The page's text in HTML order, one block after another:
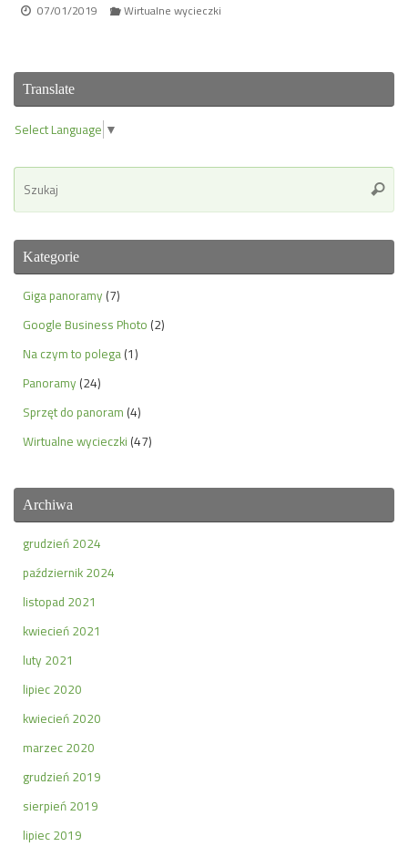
07/01/2019 Wirtualne wycieczki
Translate
Select Language ▼
Kategorie
Giga panoramy (7)
Google Business Photo (2)
Na czym to polega (1)
Panoramy (24)
Sprzęt do panoram (4)
Wirtualne wycieczki (47)
Archiwa
grudzień 2024
październik 2024
listopad 2021
kwiecień 2021
luty 2021
lipiec 2020
kwiecień 2020
marzec 2020
grudzień 2019
sierpień 2019
lipiec 2019